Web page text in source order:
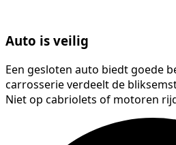
Auto is veilig
Een gesloten auto biedt goede
carrosserie verdeelt de
Niet op cabriolets of motoren